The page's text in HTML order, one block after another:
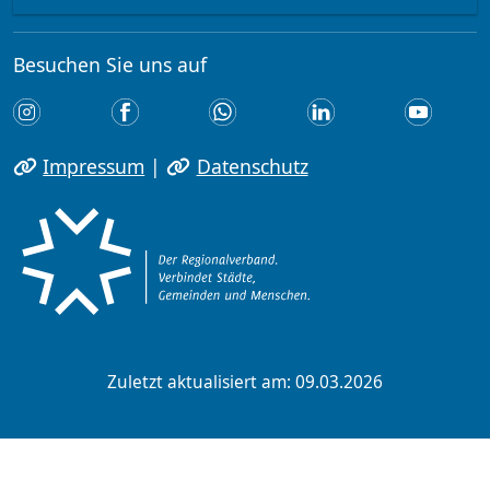
Besuchen Sie uns auf
Impressum | Datenschutz
Zuletzt aktualisiert am: 09.03.2026